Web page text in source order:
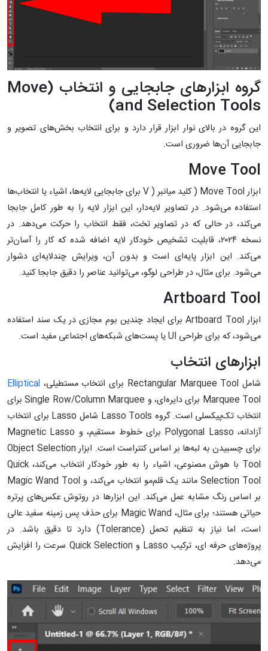
گروه ابزارهای جابجایی و انتخاب (Move
and Selection Tools)
این گروه در بالای نوار ابزار قرار دارد و برای انتخاب بخش‌های تصویر و
جابجایی آن‌ها ضروری است.
Move Tool
ابزار Move Tool ( کلید میانبر ( V برای جابجایی لایه‌ها، اشیاء یا انتخاب‌ها
استفاده می‌شود. در تصاویر لایه‌دار، این ابزار لایه را به طور کامل جابجا
می‌کند، در حالی که در تصاویر تخت، فقط انتخاب را حرکت می‌دهد. در
نسخه ۲۰۲۴، قابلیت تشخیص خودکار لایه اضافه شده که کار را آسان‌تر
می‌کند. این ابزار پایه‌ای است و بدون آن، ویرایش چندلایه‌ای دشوار
می‌شود. برای مثال، در طراحی لوگو، می‌توانید عناصر را دقیق جابجا کنید.
Artboard Tool
ابزار Artboard Tool برای ایجاد چندین بوم مجازی در یک سند استفاده
می‌شود، که برای طراحی UI یا پست‌های شبکه‌های اجتماعی مفید است.
ابزارهای انتخاب
شامل Rectangular Marquee Tool برای انتخاب مستطیلی،
Elliptical
Marquee Tool برای دایره‌ای، و Single Row/Column Marquee برای
انتخاب تک‌پیکسلی است. گروه Lasso Tools شامل Lasso برای انتخاب
آزادانه، Polygonal Lasso برای خطوط مستقیم، و Magnetic Lasso
برای چسبیدن به لبه‌ها بر اساس کنتراست است. ابزار Object Selection
Tool با هوش مصنوعی، اشیاء را به طور خودکار انتخاب می‌کند، Quick
Selection Tool مانند یک قلم‌مو انتخاب می‌کند، و Magic Wand Tool
بر اساس رنگ مشابه عمل می‌کند. این ابزارها در روتوش عکس‌های پرتره
حیاتی هستند؛ برای مثال، Magic Wand برای حذف پس ‌زمینه سفید عالی
است، اما نیاز به تنظیم تحمل (Tolerance) دارد تا دقیق باشد. در
پروژه‌های حرفه‌ ای، ترکیب Lasso و Quick Selection سرعت را افزایش
می‌دهد.